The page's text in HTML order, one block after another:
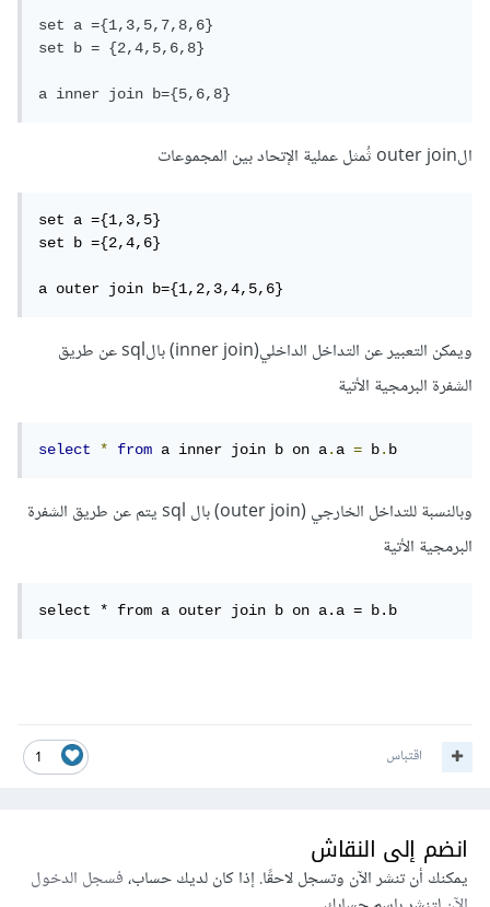
set a ={1,3,5,7,8,6}
set b = {2,4,5,6,8}
a inner join b={5,6,8}
الouter join ثُمثل عملية الإتحاد بين المجموعات
set a ={1,3,5}
set b ={2,4,6}
a outer join b={1,2,3,4,5,6}
ويمكن التعبير عن التداخل الداخلي(inner join) بالsql عن طريق
الشفرة البرمجية الأتية
select * from a inner join b on a.a = b.b
وبالنسبة للتداخل الخارجي (outer join) بال sql يتم عن طريق الشفرة
البرمجية الأتية
select * from a outer join b on a.a = b.b
1 اقتباس
انضم إلى النقاش
يمكنك أن تنشر الآن وتسجل لاحقًا. إذا كان لديك حساب،فسجل الدخول